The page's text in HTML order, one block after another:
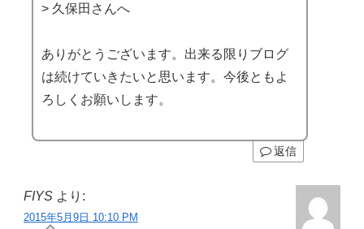
> 久保田さんへ
ありがとうございます。出来る限りブログ
は続けていきたいと思います。今後ともよ
ろしくお願いします。
返信
FIYS より:
2015年5月9日 10:10 PM